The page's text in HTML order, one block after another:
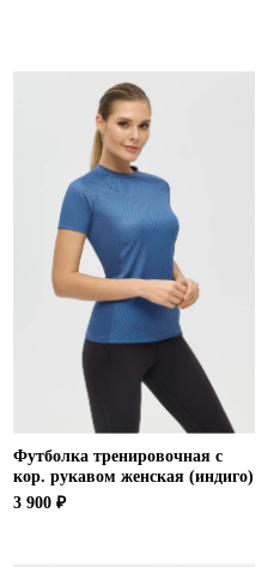
Футболка тренировочная с
кор. рукавом женская (индиго)
3 900 ₽